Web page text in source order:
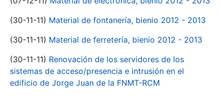
(30-11-11) Material de fontanería, bienio 2012 - 2013
(30-11-11) Material de ferretería, bienio 2012 - 2013
(30-11-11) Renovación de los servidores de los
sistemas de acceso/presencia e intrusión en el
edificio de Jorge Juan de la FNMT-RCM